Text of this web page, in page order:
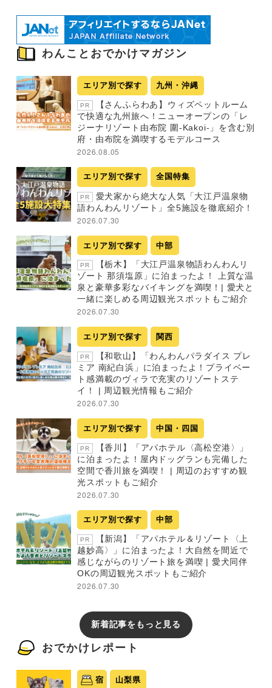
わんことおでかけマガジン
エリア別で探す 九州・沖縄
PR
【さんふらわあ】ウィズペットルーム
で快適な九州旅へ！ニューオープンの「レ
ジーナリゾート由布院 圍-Kakoi-」を含む別
府・由布院を満喫するモデルコース
2026.08.05
エリア別で探す 全国特集
PR
愛犬家から絶大な人気「大江戸温泉物
語わんわんリゾート」全5施設を徹底紹介！
2026.07.30
エリア別で探す 中部
PR
【栃木】「大江戸温泉物語わんわんリ
ゾート 那須塩原」に泊まったよ！ 上質な温
泉と豪華多彩なバイキングを満喫！| 愛犬と
一緒に楽しめる周辺観光スポットもご紹介
2026.07.30
エリア別で探す 関西
PR
【和歌山】「わんわんパラダイス プレ
ミア 南紀白浜」に泊まったよ！プライベー
ト感満載のヴィラで充実のリゾートステ
イ！ | 周辺観光情報もご紹介
2026.07.30
エリア別で探す 中国・四国
PR
【香川】「アパホテル〈高松空港〉」
に泊まったよ！屋内ドッグランも完備した
空間で香川旅を満喫！ | 周辺のおすすめ観
光スポットもご紹介
2026.07.30
エリア別で探す 中部
PR
【新潟】「アパホテル＆リゾート〈上
越妙高〉」に泊まったよ！大自然を間近で
感じながらのリゾート旅を満喫 | 愛犬同伴
OKの周辺観光スポットもご紹介
2026.07.30
新着記事をもっと見る
おでかけレポート
宿 山梨県